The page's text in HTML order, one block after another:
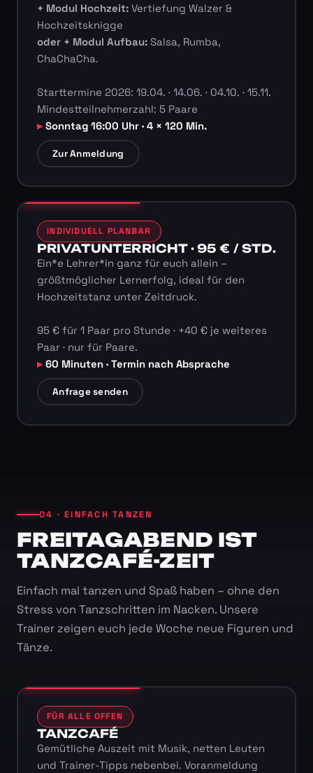
+ Modul Hochzeit:Vertiefung Walzer &
Hochzeitsknigge
oder + Modul Aufbau:Salsa, Rumba,
ChaChaCha.
Starttermine 2026: 19.04. · 14.06. · 04.10. · 15.11.
Mindestteilnehmerzahl: 5 Paare
Sonntag 16:00 Uhr · 4 × 120 Min.
Zur Anmeldung
INDIVIDUELL PLANBAR
PRIVATUNTERRICHT · 95 € / STD.
Ein*e Lehrer*in ganz für euch allein –
größtmöglicher Lernerfolg, ideal für den
Hochzeitstanz unter Zeitdruck.
95 € für 1 Paar pro Stunde · +40 € je weiteres
Paar · nur für Paare.
60 Minuten · Termin nach Absprache
Anfrage senden
04 · EINFACH TANZEN
FREITAGABEND IST
TANZCAFÉ-ZEIT
Einfach mal tanzen und Spaß haben – ohne den
Stress von Tanzschritten im Nacken. Unsere
Trainer zeigen euch jede Woche neue Figuren und
Tänze.
FÜR ALLE OFFEN
TANZCAFÉ
Gemütliche Auszeit mit Musik, netten Leuten
und Trainer-Tipps nebenbei. Voranmeldung